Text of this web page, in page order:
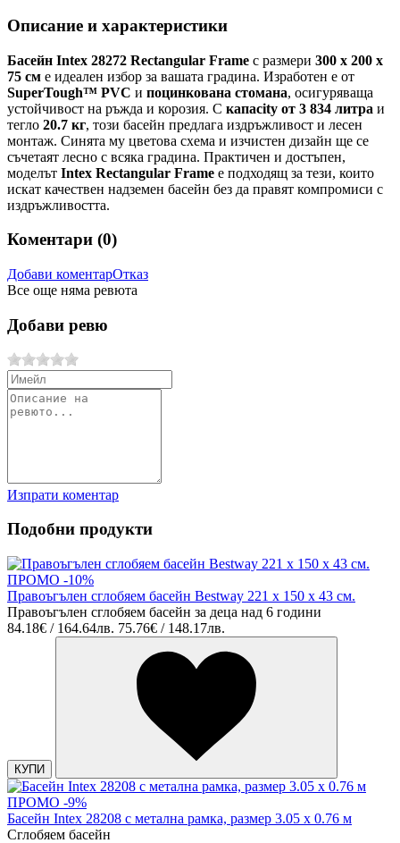
Описание и характеристики
Басейн Intex 28272 Rectangular Frame с размери 300 х 200 х
75 см е идеален избор за вашата градина. Изработен е от
SuperTough™ PVC и поцинкована стомана, осигуряваща
устойчивост на ръжда и корозия. С капacity от 3 834 литра и
тегло 20.7 кг, този басейн предлага издръжливост и лесен
монтаж. Синята му цветова схема и изчистен дизайн ще се
съчетаят лесно с всяка градина. Практичен и достъпен,
моделът Intex Rectangular Frame е подходящ за тези, които
искат качествен надземен басейн без да правят компромиси с
издръжливостта.
Коментари (0)
Добави коментарОтказ
Все още няма ревюта
Добави ревю
Изпрати коментар
Подобни продукти
ПРОМО -10%
Правоъгълен сглобяем басейн Bestway 221 х 150 х 43 см.
Правоъгълен сглобяем басейн за деца над 6 години
84.18€ / 164.64лв. 75.76€ / 148.17лв.
КУПИ
ПРОМО -9%
Басейн Intex 28208 с метална рамка, размер 3.05 х 0.76 м
Сглобяем басейн